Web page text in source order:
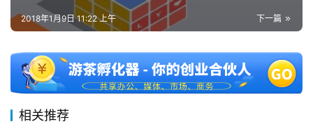
中
)
下一篇
2018年1月9日 11:22 上午
相关推荐